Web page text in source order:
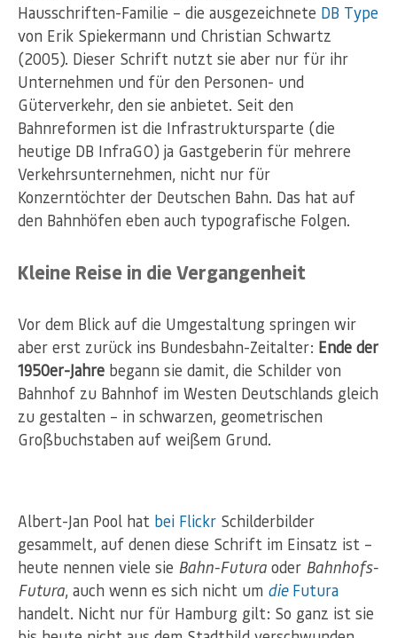
Hausschriften-Familie – die ausgezeichnete DB Type
von Erik Spiekermann und Christian Schwartz
(2005). Dieser Schrift nutzt sie aber nur für ihr
Unternehmen und für den Personen- und
Güterverkehr, den sie anbietet. Seit den
Bahnreformen ist die Infrastruktursparte (die
heutige DB InfraGO) ja Gastgeberin für mehrere
Verkehrsunternehmen, nicht nur für
Konzerntöchter der Deutschen Bahn. Das hat auf
den Bahnhöfen eben auch typografische Folgen.
Kleine Reise in die Vergangenheit
Vor dem Blick auf die Umgestaltung springen wir
aber erst zurück ins Bundesbahn-Zeitalter: Ende der
1950er-Jahre begann sie damit, die Schilder von
Bahnhof zu Bahnhof im Westen Deutschlands gleich
zu gestalten – in schwarzen, geometrischen
Großbuchstaben auf weißem Grund.
Albert-Jan Pool hat bei Flickr Schilderbilder
gesammelt, auf denen diese Schrift im Einsatz ist –
heute nennen viele sie Bahn-Futura oder Bahnhofs-
Futura, auch wenn es sich nicht um dieFutura
handelt. Nicht nur für Hamburg gilt: So ganz ist sie